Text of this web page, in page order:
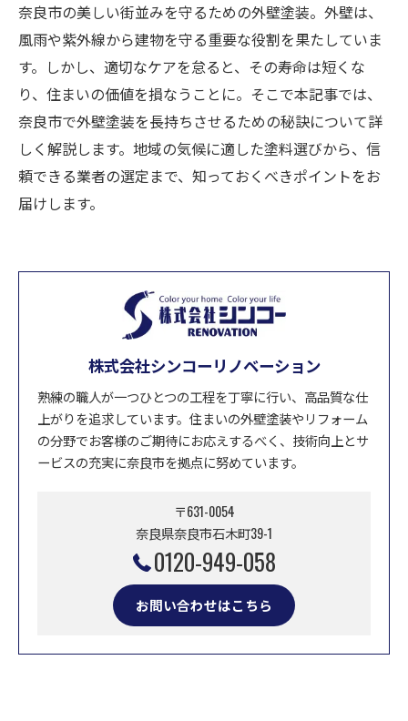
奈良市の美しい街並みを守るための外壁塗装。外壁は、
風雨や紫外線から建物を守る重要な役割を果たしていま
す。しかし、適切なケアを怠ると、その寿命は短くな
り、住まいの価値を損なうことに。そこで本記事では、
奈良市で外壁塗装を長持ちさせるための秘訣について詳
しく解説します。地域の気候に適した塗料選びから、信
頼できる業者の選定まで、知っておくべきポイントをお
届けします。
株式会社シンコーリノベーション
熟練の職人が一つひとつの工程を丁寧に行い、高品質な仕
上がりを追求しています。住まいの外壁塗装やリフォーム
の分野でお客様のご期待にお応えするべく、技術向上とサ
ービスの充実に奈良市を拠点に努めています。
〒631-0054
奈良県奈良市石木町39-1
0120-949-058
お問い合わせはこちら